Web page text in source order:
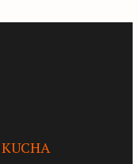
KUCHA